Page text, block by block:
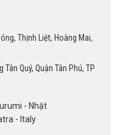
Thịnh Liệt, Hoàng Mai,
Quý, Quận Tân Phú, TP
- Nhật
- Italy